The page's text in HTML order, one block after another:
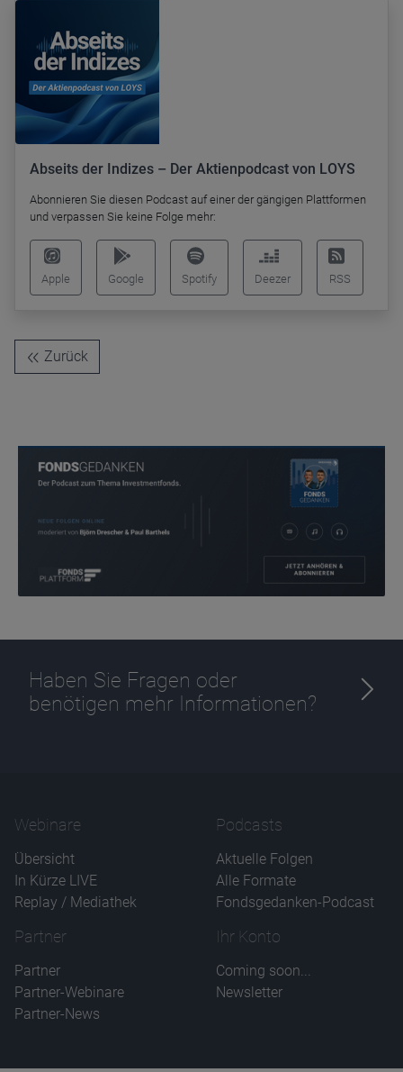
Abseits der Indizes – Der Aktienpodcast von LOYS
Abonnieren Sie diesen Podcast auf einer der gängigen Plattformen
und verpassen Sie keine Folge mehr:
Apple Google Spotify Deezer RSS
Zurück
Haben Sie Fragen oder
benötigen mehr Informationen?
Webinare
Übersicht
In Kürze LIVE
Replay / Mediathek
Podcasts
Aktuelle Folgen
Alle Formate
Fondsgedanken-Podcast
Partner
Partner
Partner-Webinare
Partner-News
Ihr Konto
Coming soon...
Newsletter